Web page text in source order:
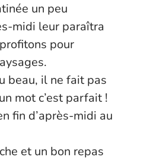
un peu
midi leur paraîtra
pour
beau, il ne fait pas
mot c’est parfait !
fin d’après-midi au
et un bon repas